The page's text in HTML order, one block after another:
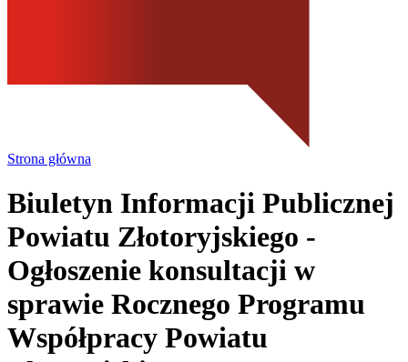
Strona główna
Biuletyn Informacji Publicznej
Powiatu Złotoryjskiego -
Ogłoszenie konsultacji w
sprawie Rocznego Programu
Współpracy Powiatu